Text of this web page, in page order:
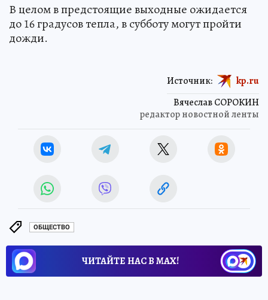
В целом в предстоящие выходные ожидается
до 16 градусов тепла, в субботу могут пройти
дожди.
Вячеслав СОРОКИН
редактор новостной ленты
Источник: kp.ru
ОБЩЕСТВО
ЧИТАЙТЕ НАС В МАХ!